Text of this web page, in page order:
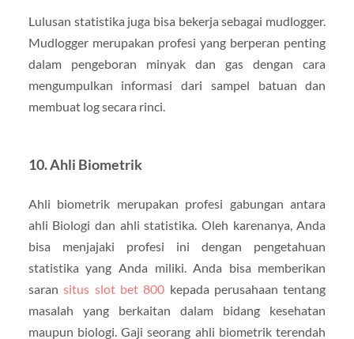
Lulusan statistika juga bisa bekerja sebagai mudlogger.
Mudlogger merupakan profesi yang berperan penting
dalam pengeboran minyak dan gas dengan cara
mengumpulkan informasi dari sampel batuan dan
membuat log secara rinci.
10. Ahli Biometrik
Ahli biometrik merupakan profesi gabungan antara
ahli Biologi dan ahli statistika. Oleh karenanya, Anda
bisa menjajaki profesi ini dengan pengetahuan
statistika yang Anda miliki. Anda bisa memberikan
saransitus slot bet 800 kepada perusahaan tentang
masalah yang berkaitan dalam bidang kesehatan
maupun biologi. Gaji seorang ahli biometrik terendah